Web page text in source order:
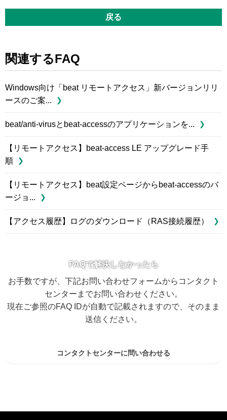
戻る
関連するFAQ
Windows向け「beat リモートアクセス」新バージョンリリ
ースのご案...
beat/anti-virusとbeat-accessのアプリケーションを...
【リモートアクセス】beat-access LE アップグレード手
順
【リモートアクセス】beat設定ページからbeat-accessのバ
ージョ...
【アクセス履歴】ログのダウンロード（RAS接続履歴）
FAQで解決しなかったら
お手数ですが、下記お問い合わせフォームからコンタクト
センターまでお問い合わせください。
現在ご参照のFAQ IDが自動で記載されますので、そのまま
送信ください。
コンタクトセンターに問い合わせる